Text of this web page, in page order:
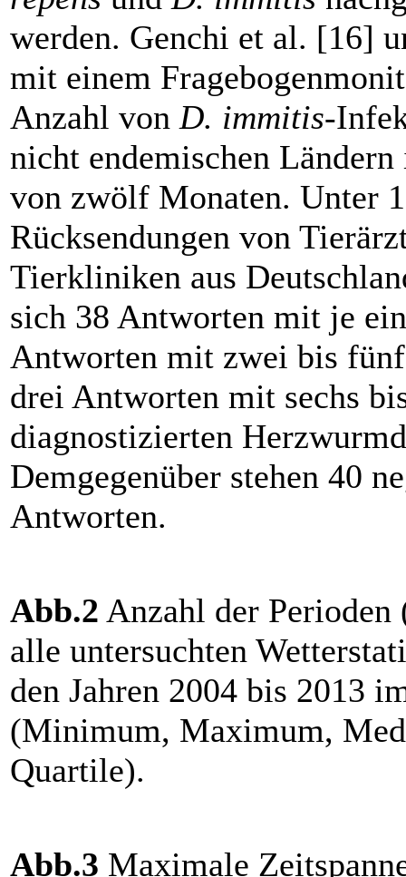
werden. Genchi et al. [16]
mit einem
Anzahl von D. immitis-
nicht endemischen
von zwölf Monaten. Unter
Rücksendungen von
Tierkliniken aus
sich 38 Antworten mit je
Antworten mit zwei bis
drei Antworten mit sechs
diagnostizierten
Demgegenüber stehen 40
Antworten.
Abb.2 Anzahl der Perioden
alle untersuchten
den Jahren 2004 bis 2013
(Minimum, Maximum,
Quartile).
Abb.3 Maximale